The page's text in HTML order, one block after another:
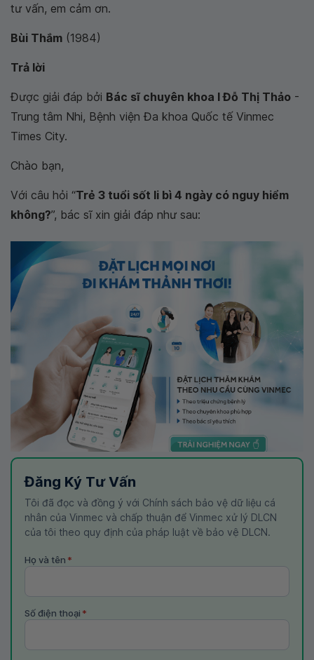
tư vấn, em cảm ơn.
Bùi Thắm (1984)
Trả lời
Được giải đáp bởi Bác sĩ chuyên khoa I Đỗ Thị Thảo -
Trung tâm Nhi, Bệnh viện Đa khoa Quốc tế Vinmec
Times City.
Chào bạn,
Với câu hỏi “Trẻ 3 tuổi sốt li bì 4 ngày có nguy hiểm
không?”, bác sĩ xin giải đáp như sau:
Đăng Ký Tư Vấn
Tôi đã đọc và đồng ý với Chính sách bảo vệ dữ liệu cá
nhân của Vinmec và chấp thuận để Vinmec xử lý DLCN
của tôi theo quy định của pháp luật về bảo vệ DLCN.
Họ và tên *
Số điện thoại *